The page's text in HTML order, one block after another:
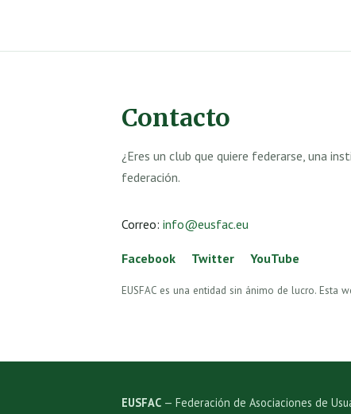
Contacto
¿Eres un club que quiere federarse, una
federación.
Correo: info@eusfac.eu
Facebook Twitter YouTube
EUSFAC es una entidad sin ánimo de lucro.
EUSFAC— Federación de Asociaciones de